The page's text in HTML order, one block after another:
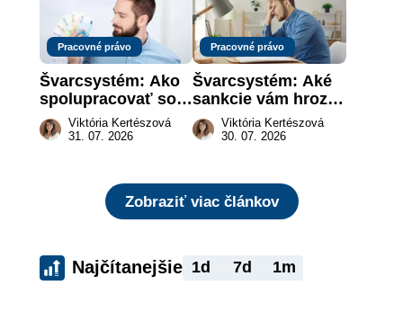
Pracovné právo
Švarcsystém: Ako
spolupracovať so
živnostníkom
legálne a bez
Viktória Kertészová
31. 07. 2026
Pracovné právo
Švarcsystém: Aké
sankcie vám hrozia
a prečo nestačí
zaplatiť pokutu?
Viktória Kertészová
30. 07. 2026
Zobraziť viac článkov
Najčítanejšie 1d 7d 1m